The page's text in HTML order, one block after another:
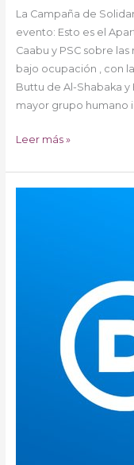
La Campaña de
evento: Esto es el
Caabu y PSC sobre
bajo ocupación , con
Buttu de Al-Shabaka y
mayor grupo humano
Leer más »